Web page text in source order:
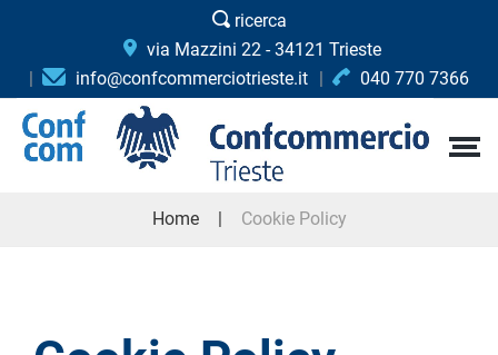
ricerca
via Mazzini 22 - 34121 Trieste
info@confcommerciotrieste.it
040 770 7366
Home Cookie Policy